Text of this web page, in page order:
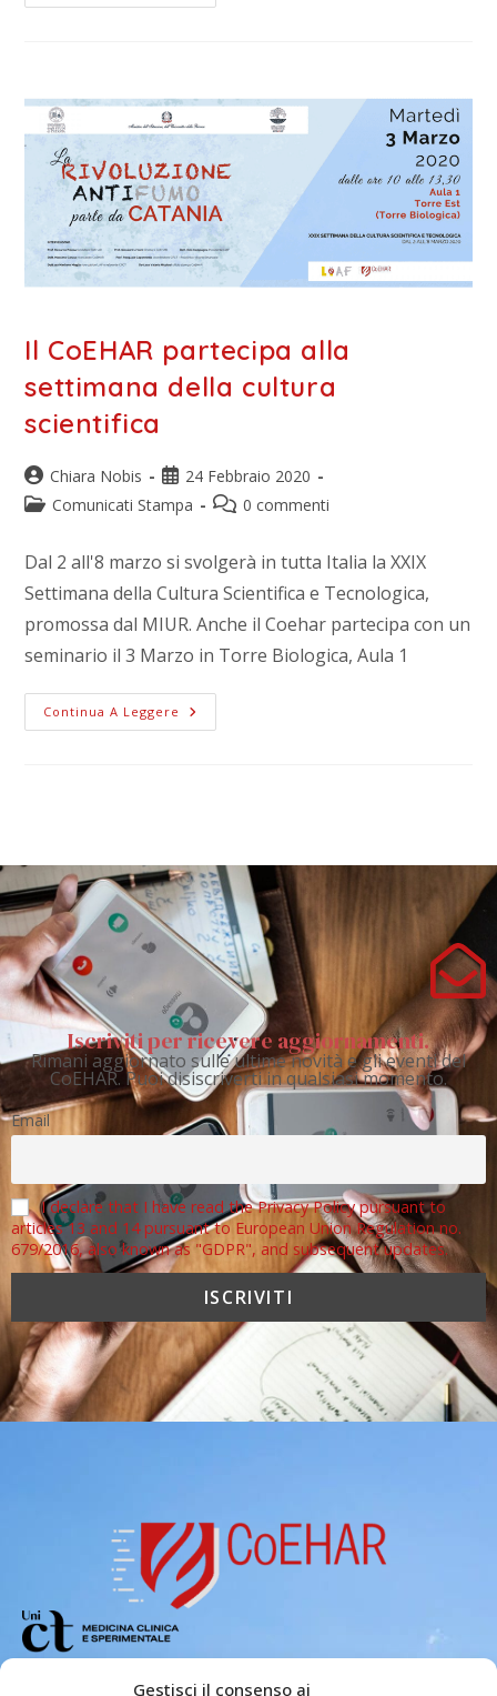
Gestisci il consenso ai
Il CoEHAR partecipa alla
settimana della cultura
scientifica
Chiara Nobis
24 Febbraio 2020
Comunicati Stampa
0 commenti
Dal 2 all'8 marzo si svolgerà in tutta Italia la XXIX
Settimana della Cultura Scientifica e Tecnologica,
promossa dal MIUR. Anche il Coehar partecipa con un
seminario il 3 Marzo in Torre Biologica, Aula 1
Continua A Leggere
Iscriviti per ricevere aggiornamenti.
Rimani aggiornato sulle ultime novità e gli eventi del
CoEHAR. Puoi disiscriverti in qualsiasi momento.
Email
I declare that I have read the Privacy Policy pursuant to
articles 13 and 14 pursuant to European Union Regulation no.
679/2016, also known as "GDPR", and subsequent updates.